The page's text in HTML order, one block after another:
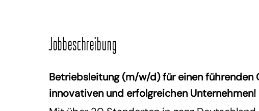
Jobbeschreibung
Betriebsleitung (m/w/d) für einen
innovativen und erfolgreichen Unternehmen!